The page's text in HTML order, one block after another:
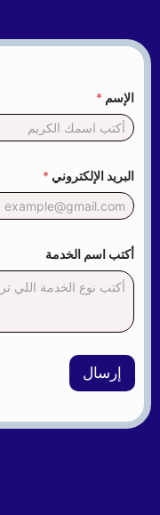
الإسم *
ل
خ
د
*
ك
البريد الإلكتروني *
أكتب اسم الخدمة
إرسال